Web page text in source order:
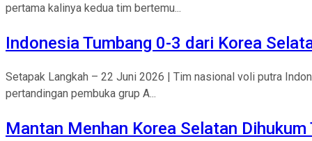
pertama kalinya kedua tim bertemu...
Indonesia Tumbang 0-3 dari Korea
Setapak Langkah – 22 Juni 2026 | Tim nasional voli putra
pertandingan pembuka grup A...
Mantan Menhan Korea Selatan Dihukum